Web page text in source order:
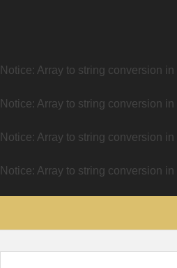
Notice: Array to string conversion in
Notice: Array to string conversion in
Notice: Array to string conversion in
Notice: Array to string conversion in